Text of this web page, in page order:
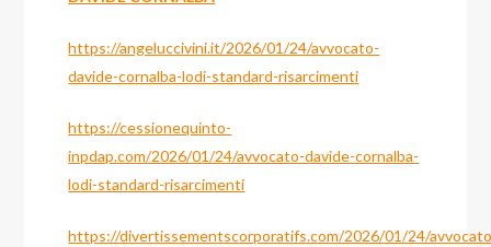
https://angeluccivini.it/2026/01/24/avvocato-
davide-cornalba-lodi-standard-risarcimenti
https://cessionequinto-
inpdap.com/2026/01/24/avvocato-davide-cornalba-
lodi-standard-risarcimenti
https://divertissementscorporatifs.com/2026/01/24/